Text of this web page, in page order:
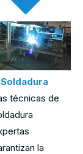
técnicas de
la